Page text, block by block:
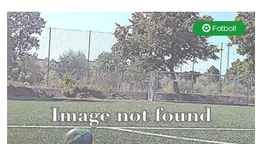
Fotboll